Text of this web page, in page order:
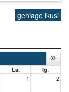
gehiago ikusi
La. Ig.
1 2